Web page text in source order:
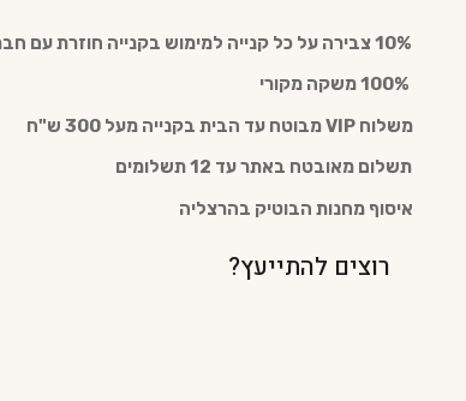
10% צבירה על כל קנייה למימוש בקנייה חוזרת עם חבר מועדון (חינם)
משלוח VIP מבוטח עד הבית בקנייה מעל 300 ש"ח
תשלום מאובטח באתר עד 12 תשלומים
איסוף מחנות הבוטיק בהרצליה
רוצים להתייעץ?